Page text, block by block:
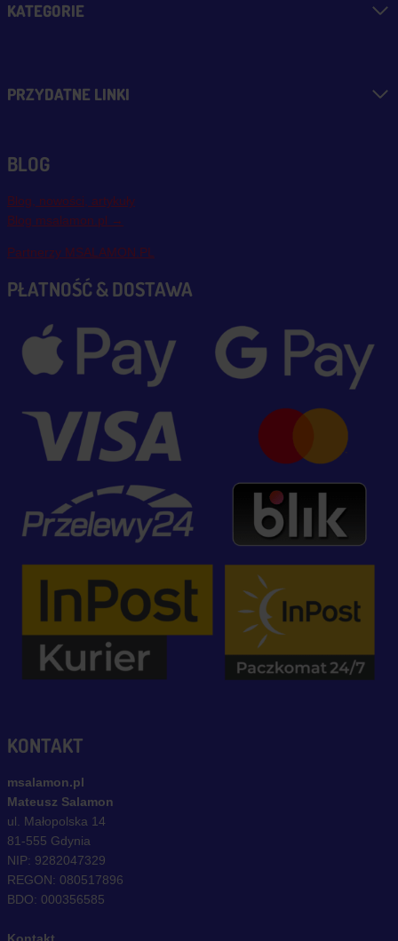
KATEGORIE
PRZYDATNE LINKI
BLOG
Blog, nowości, artykuły
Blog msalamon.pl →
Partnerzy MSALAMON.PL
PŁATNOŚĆ & DOSTAWA
KONTAKT
msalamon.pl
Mateusz Salamon
ul. Małopolska 14
81-555 Gdynia
NIP: 9282047329
REGON: 080517896
BDO: 000356585